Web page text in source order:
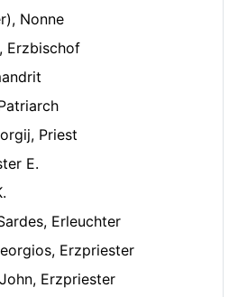
Nonne
Erzbischof
Priest
E.
Erleuchter
Erzpriester
Erzpriester